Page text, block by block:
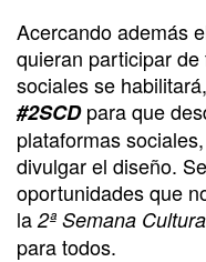
Acercando además
quieran participar
sociales se
#2SCDpara que
plataformas
divulgar el diseño.
oportunidades que
la 2ª Semana
para todos.